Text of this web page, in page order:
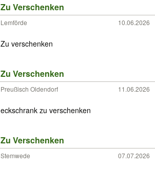
Zu Verschenken
Lemförde 10.06.2026
Zu verschenken
Zu Verschenken
Preußisch Oldendorf 11.06.2026
eckschrank zu verschenken
Zu Verschenken
Stemwede 07.07.2026